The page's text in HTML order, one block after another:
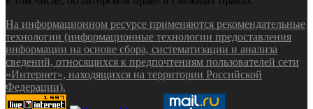
На информационном ресурсе применяются рекомендательные
технологии (информационные технологии предоставления
информации на основе сбора, систематизации и анализа
сведений, относящихся к предпочтениям пользователей сети
«Интернет», находящихся на территории Российской
Федерации).